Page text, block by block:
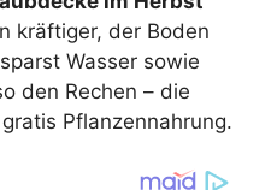
kräftiger, der Boden
Wasser sowie
den Rechen – die
Pflanzennahrung.